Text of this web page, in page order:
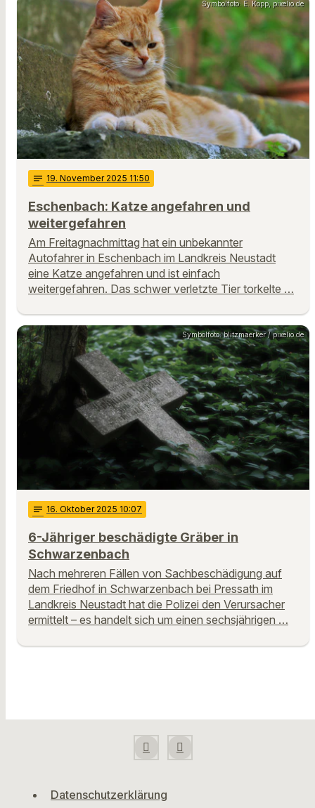
Symbolfoto: E. Kopp, pixelio.de
notes 19. November 2025 11:50
Eschenbach: Katze angefahren und
weitergefahren
Am Freitagnachmittag hat ein unbekannter
Autofahrer in Eschenbach im Landkreis Neustadt
eine Katze angefahren und ist einfach
weitergefahren. Das schwer verletzte Tier torkelte …
Symbolfoto: blitzmaerker / pixelio.de
notes 16. Oktober 2025 10:07
6-Jähriger beschädigte Gräber in
Schwarzenbach
Nach mehreren Fällen von Sachbeschädigung auf
dem Friedhof in Schwarzenbach bei Pressath im
Landkreis Neustadt hat die Polizei den Verursacher
ermittelt – es handelt sich um einen sechsjährigen …
Datenschutzerklärung